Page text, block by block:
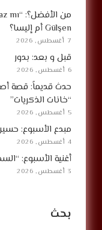
Gülşen أم إليسا؟
7 أغسطس, 2026
قبل و بعد: بدور
6 أغسطس, 2026
حدث قديماً: قصة
“خانات الذكريات”
5 أغسطس, 2026
مبدع الأسبوع:
4 أغسطس, 2026
أغنية الأسبوع:
3 أغسطس, 2026
بحث